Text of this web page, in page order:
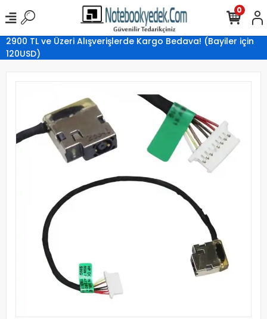
2900 TL ve Üzeri Alışverişlerde Kargo Bedava! (Bayiler için
120USD)
0